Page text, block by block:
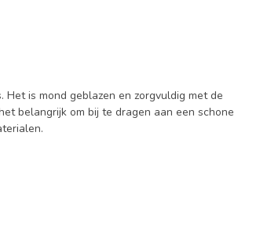
is mond geblazen en zorgvuldig met de
belangrijk om bij te dragen aan een schone